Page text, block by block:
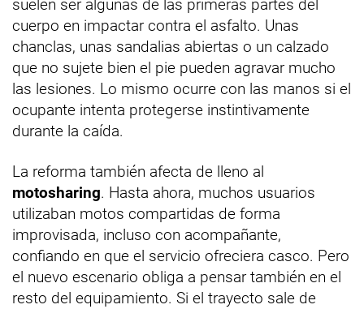
suelen ser algunas de las primeras partes del
cuerpo en impactar contra el asfalto. Unas
chanclas, unas sandalias abiertas o un calzado
que no sujete bien el pie pueden agravar mucho
las lesiones. Lo mismo ocurre con las manos si el
ocupante intenta protegerse instintivamente
durante la caída.
La reforma también afecta de lleno al
motosharing. Hasta ahora, muchos usuarios
utilizaban motos compartidas de forma
improvisada, incluso con acompañante,
confiando en que el servicio ofreciera casco. Pero
el nuevo escenario obliga a pensar también en el
resto del equipamiento. Si el trayecto sale de